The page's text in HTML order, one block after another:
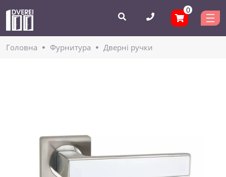
0
Головнa Фурнитура Дверні ручки